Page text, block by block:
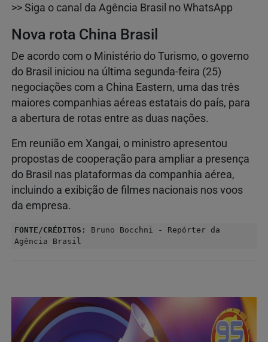
>> Siga o canal da Agência Brasil no WhatsApp
Nova rota China Brasil
De acordo com o Ministério do Turismo, o governo
do Brasil iniciou na última segunda-feira (25)
negociações com a China Eastern, uma das três
maiores companhias aéreas estatais do país, para
a abertura de rotas entre as duas nações.
Em reunião em Xangai, o ministro apresentou
propostas de cooperação para ampliar a presença
do Brasil nas plataformas da companhia aérea,
incluindo a exibição de filmes nacionais nos voos
da empresa.
FONTE/CRÉDITOS:
Bruno Bocchni - Repórter da
Agência Brasil